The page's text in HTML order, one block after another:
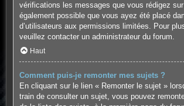
vérifications les messages que vous rédigez
également possible que vous ayez été placé
d’utilisateurs aux permissions limitées. Pour
veuillez contacter un administrateur du forum.
Haut
Comment puis-je remonter mes sujets ?
En cliquant sur le lien « Remonter le sujet »
train de consulter un sujet, vous pouvez